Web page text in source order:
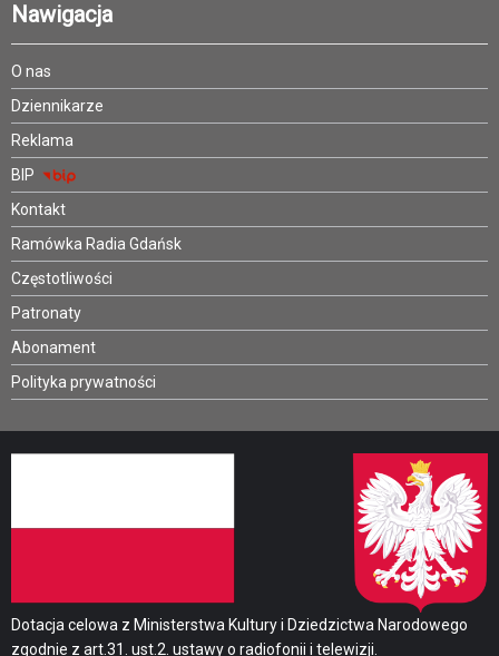
Nawigacja
O nas
Dziennikarze
Reklama
BIP
Kontakt
Ramówka Radia Gdańsk
Częstotliwości
Patronaty
Abonament
Polityka prywatności
Dotacja celowa z Ministerstwa Kultury i Dziedzictwa Narodowego
zgodnie z art.31. ust.2. ustawy o radiofonii i telewizji.